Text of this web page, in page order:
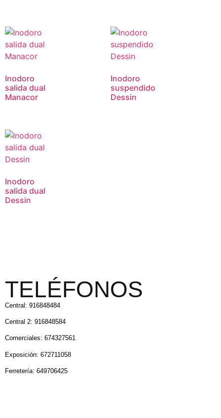
Inodoro
salida dual
Manacor
Inodoro
suspendido
Dessin
Inodoro
salida dual
Dessin
TELÉFONOS
Central: 916848484
Central 2: 916848584
Comerciales: 674327561
Exposición: 672711058
Ferretería: 649706425